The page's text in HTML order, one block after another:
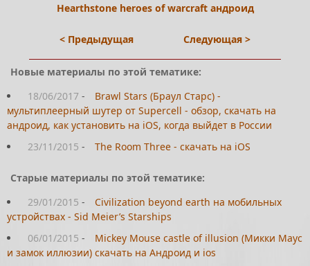
Hearthstone heroes of warcraft андроид
< Предыдущая Следующая >
Новые материалы по этой тематике:
18/06/2017 -
Brawl Stars (Браул Старс) -
мультиплеерный шутер от Supercell - обзор, скачать на
андроид, как установить на iOS, когда выйдет в России
23/11/2015 - The Room Three - скачать на iOS
Старые материалы по этой тематике:
29/01/2015 -
Civilization beyond earth на мобильных
устройствах - Sid Meier’s Starships
06/01/2015 -
Mickey Mouse castle of illusion (Микки Маус
и замок иллюзии) скачать на Андроид и ios